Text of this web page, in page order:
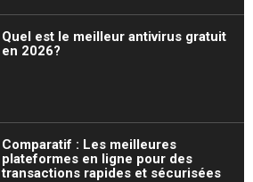
Quel est le meilleur antivirus gratuit
en 2026?
Comparatif : Les meilleures
plateformes en ligne pour des
transactions rapides et sécurisées